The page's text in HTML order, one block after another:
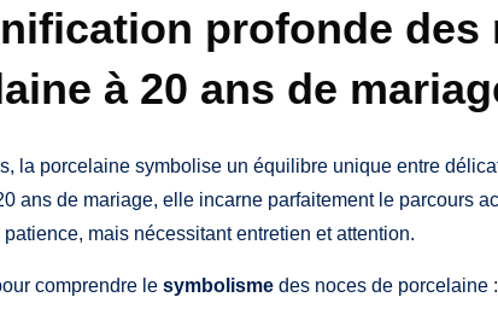
profonde des
à 20 ans de
la porcelaine symbolise un équilibre unique entre
ans de mariage, elle incarne parfaitement le parcours
mais nécessitant entretien et attention.
comprendre le symbolisme des noces de porcelaine :